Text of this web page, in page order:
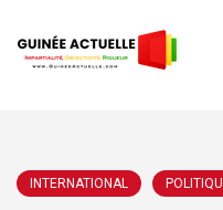
INTERNATIONAL